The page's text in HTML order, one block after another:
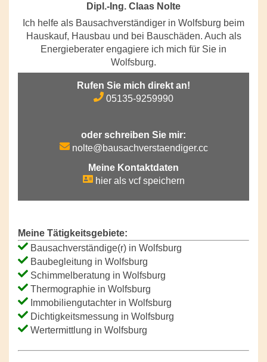
Dipl.-Ing. Claas Nolte
Ich helfe als Bausachverständiger in Wolfsburg beim
Hauskauf, Hausbau und bei Bauschäden. Auch als
Energieberater engagiere ich mich für Sie in
Wolfsburg.
Rufen Sie mich direkt an!
05135-9259990
oder schreiben Sie mir:
nolte@bausachverstaendiger.cc
Meine Kontaktdaten
hier als vcf speichern
Meine Tätigkeitsgebiete:
Bausachverständige(r) in Wolfsburg
Baubegleitung in Wolfsburg
Schimmelberatung in Wolfsburg
Thermographie in Wolfsburg
Immobiliengutachter in Wolfsburg
Dichtigkeitsmessung in Wolfsburg
Wertermittlung in Wolfsburg